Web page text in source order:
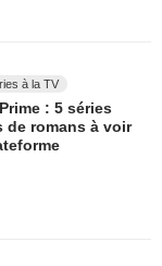
à la TV
: 5 séries
de romans à voir